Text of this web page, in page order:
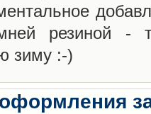
резиной
зиму :-)